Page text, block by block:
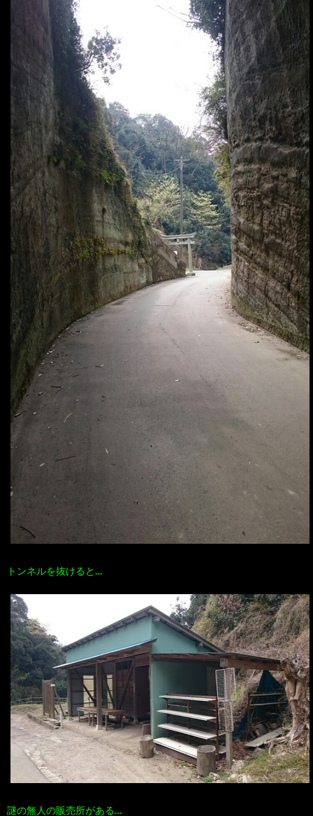
トンネルを抜けると…
謎の無人の販売所がある…